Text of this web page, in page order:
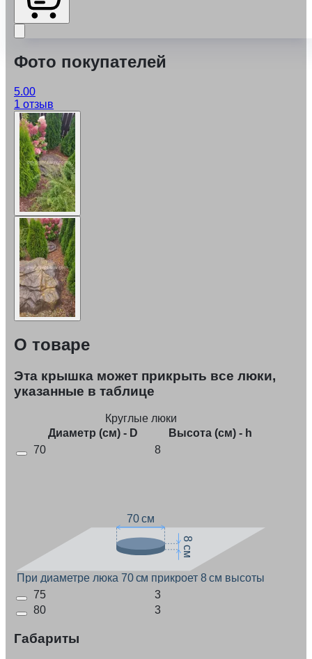
Фото покупателей
5.00
1 отзыв
О товаре
Эта крышка может прикрыть все люки,
указанные в таблице
Круглые люки
Диаметр (см) - D
Высота (см) - h
70
8
70 см
8 см
При диаметре люка 70 см прикроет 8 см высоты
75
3
80
3
Габариты